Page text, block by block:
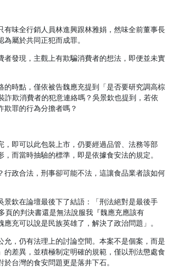
味全行銷人員林進興跟林雅娟，然味全前董事長
屬於共同正犯而成罪。
發現，主觀上有欺騙消費者的想法，即便並未實
時點，僅依被告魏應充提到「是否要研究調高棕
欺消費者的犯意連絡嗎？吳景欽也提到，若依
欺罪的行為分擔者嗎？
即可以此包裝上市，仍要經過品管、法務等部
而當時抽驗的標準，即是依據食安法的規定。
政合法，刑事卻可能不法，這讓食品業者該如何
欽在論壇最後下了結語：「刑法絕對是最後手
頁的判決書還是無法說服我『魏應充應該有
充可以說是民族英雄了，解決了政治問題」。
允，仍有法理上的討論空間。本案不是個案，而是
差異，並積極制定明確的規範，僅以刑法懲處食
台灣的食安問題更是落井下石。